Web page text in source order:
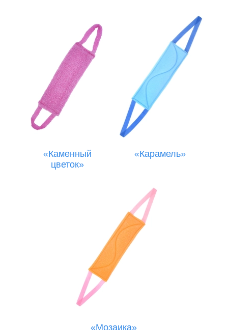
«Каменный
цветок»
«Карамель»
«Мозаика»